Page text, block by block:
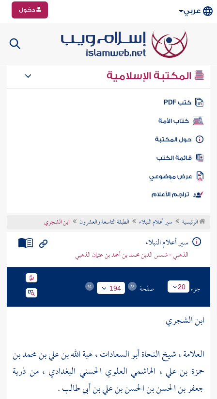
عربي دخول
المكتبة الإسلامية
كتب PDF
كتاب الأمة
المكتبة
الكتب
موضوعي
تراجم الأعلام
الرئيسية سير أعلام النبلاء الطبقة التاسعة والعشرون ابن الشجري
سير أعلام النبلاء
الذهبي - شمس الدين محمد بن أحمد بن عثمان الذهبي
جزء 20 صفحة 194
ابن الشجري
العلامة ، شيخ النحاة أبو السعادات ، هبة الله بن علي بن محمد بن
حمزة بن علي ، الهاشمي العلوي الحسني البغدادي ، من ذرية
جعفر بن الحسن بن الحسن بن علي بن أبي طالب .